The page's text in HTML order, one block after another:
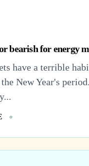
bearish for energy
have a terrible
New Year's